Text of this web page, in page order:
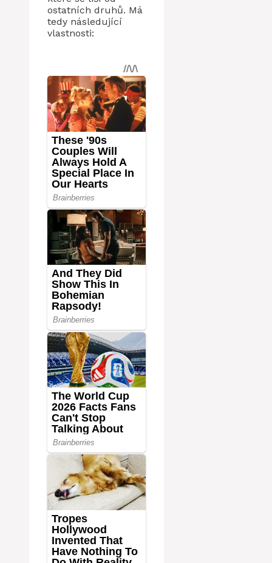
ostatních druhů. Má
tedy následující
vlastnosti: